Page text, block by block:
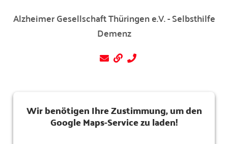
Alzheimer Gesellschaft Thüringen e.V. - Selbsthilfe
Demenz
Wir benötigen Ihre Zustimmung, um den
Google Maps-Service zu laden!